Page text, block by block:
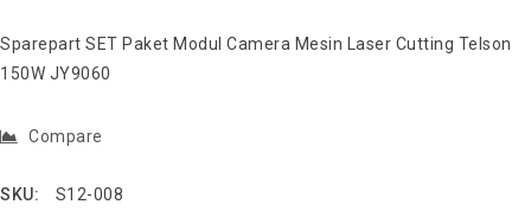
Sparepart SET Paket Modul Camera Mesin Laser Cutting Telson
150W JY9060
Compare
SKU:
S12-008